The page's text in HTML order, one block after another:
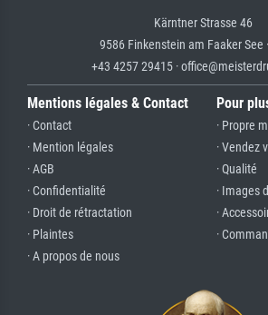
Kärntner Strasse 46
9586 Finkenstein am Faaker See
+43 4257 29415 ·
Mentions légales & Contact
· Contact
· Mention légales
· AGB
· Confidentialité
· Droit de rétractation
· Plaintes
· A propos de nous
Pour
· Propre
· Vendez
· Qualité
· Images
·
·